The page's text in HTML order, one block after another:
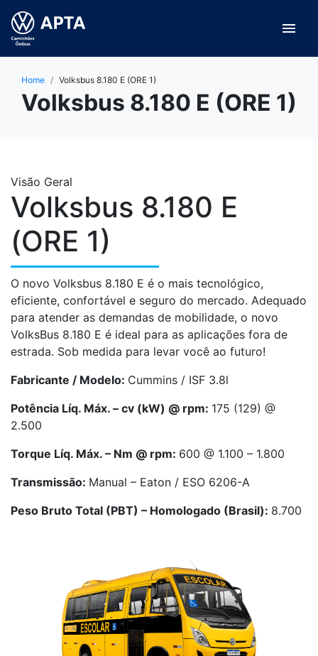
menu
Home Volksbus 8.180 E (ORE 1)
Volksbus 8.180 E (ORE 1)
Visão Geral
Volksbus 8.180 E
(ORE 1)
O novo Volksbus 8.180 E é o mais tecnológico,
eficiente, confortável e seguro do mercado. Adequado
para atender as demandas de mobilidade, o novo
VolksBus 8.180 E é ideal para as aplicações fora de
estrada. Sob medida para levar você ao futuro!
Fabricante / Modelo: Cummins / ISF 3.8l
Potência Líq. Máx. – cv (kW) @ rpm: 175 (129) @
2.500
Torque Líq. Máx. – Nm @ rpm: 600 @ 1.100 – 1.800
Transmissão: Manual – Eaton / ESO 6206-A
Peso Bruto Total (PBT) – Homologado (Brasil): 8.700